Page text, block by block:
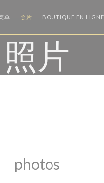
单 照片 BOUTIQUE EN LIGNE
照片
photos